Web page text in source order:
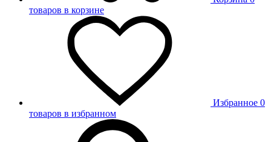
товаров в корзине
Избранное 0
товаров в избранном